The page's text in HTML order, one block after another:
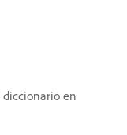
diccionario en